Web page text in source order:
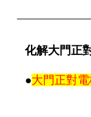
化解大門正
●大門正對